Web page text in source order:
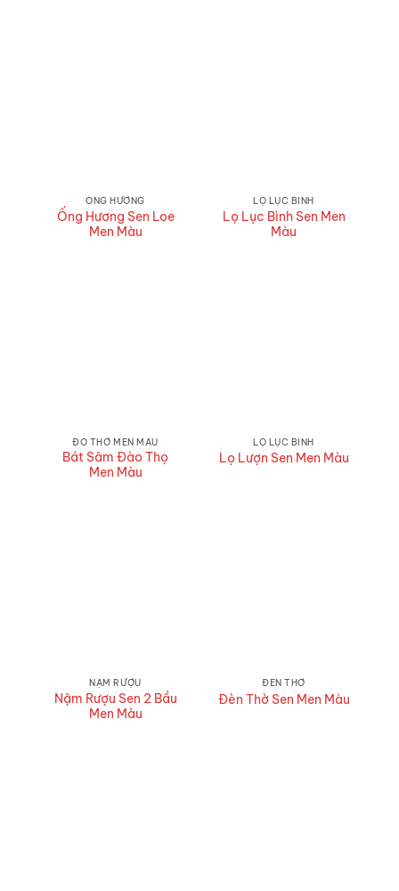
ỐNG HƯƠNG
Ống Hương Sen Loe
Men Màu
LỌ LỤC BÌNH
Lọ Lục Bình Sen Men
Màu
ĐỒ THỜ MEN MÀU
Bát Sâm Đào Thọ
Men Màu
LỌ LỤC BÌNH
Lọ Lượn Sen Men Màu
NẬM RƯỢU
Nậm Rượu Sen 2 Bầu
Men Màu
ĐÈN THỜ
Đèn Thờ Sen Men Màu